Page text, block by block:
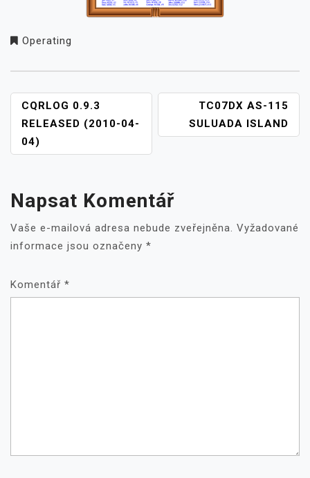
Operating
NAVIGACE
PRO
PŘÍSPĚVEK
CQRLOG 0.9.3
RELEASED (2010-04-
04)
TC07DX AS-115
SULUADA ISLAND
Napsat Komentář
Vaše e-mailová adresa nebude zveřejněna. Vyžadované
informace jsou označeny *
Komentář *